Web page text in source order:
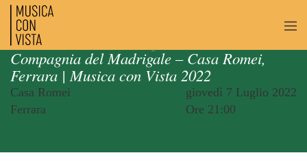
Compagnia del Madrigale – Casa Romei,
Ferrara | Musica con Vista 2022
Casa Romei
Ferrara
giovedì 7 Luglio 2022
Ore 21:00